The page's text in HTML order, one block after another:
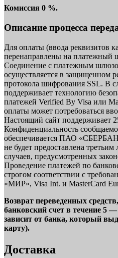
Комиссия 0 %.
Описание процесса
Для оплаты (ввода реквизитов
перенаправлены на
Соединение с платежным
осуществляется в защищенном
протокола шифрования SSL. В
поддерживает технологию
платежей Verified By Visa или
оплаты может потребоваться
Настоящий сайт поддерживает
Конфиденциальность
обеспечивается ПАО
не будет предоставлена
случаев, предусмотренных
Проведение платежей по
строгом соответствии с
«МИР», Visa Int. и MasterCard
Возврат переведенных
банковский счет в течение 5
зависит от банка, который
карту).
Доставка